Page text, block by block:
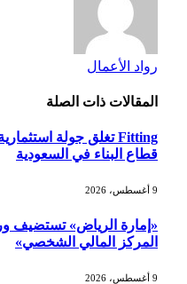
رواد الأعمال
المقالات ذات الصلة
قطاع البناء في السعودية
9 أغسطس، 2026
«إمارة الرياض» تستضيف
المركز المالي الشخصي»
9 أغسطس، 2026